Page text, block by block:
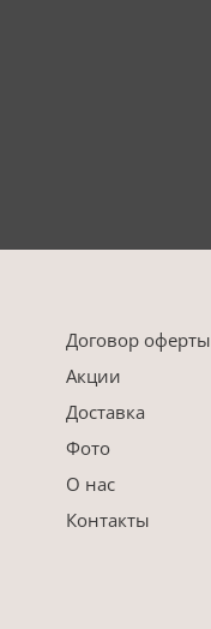
Договор оферты
Акции
Доставка
Фото
О нас
Контакты